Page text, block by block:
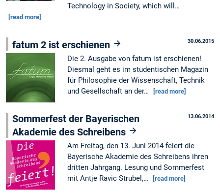
Technology in Society, which will…
[read more]
30.06.2015
fatum 2 ist erschienen
Die 2. Ausgabe von fatum ist erschienen!
Diesmal geht es im studentischen Magazin
für Philosophie der Wissenschaft, Technik
und Gesellschaft an der…
[read more]
13.06.2014
Sommerfest der Bayerischen
Akademie des Schreibens
Am Freitag, den 13. Juni 2014 feiert die
Bayerische Akademie des Schreibens ihren
dritten Jahrgang. Lesung und Sommerfest
mit Antje Ravic Strubel,…
[read more]